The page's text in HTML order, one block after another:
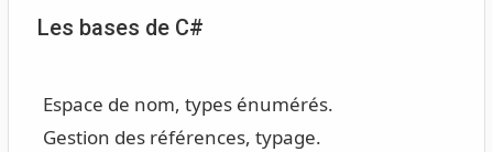
Les bases de C#
Espace de nom, types énumérés.
Gestion des références, typage.